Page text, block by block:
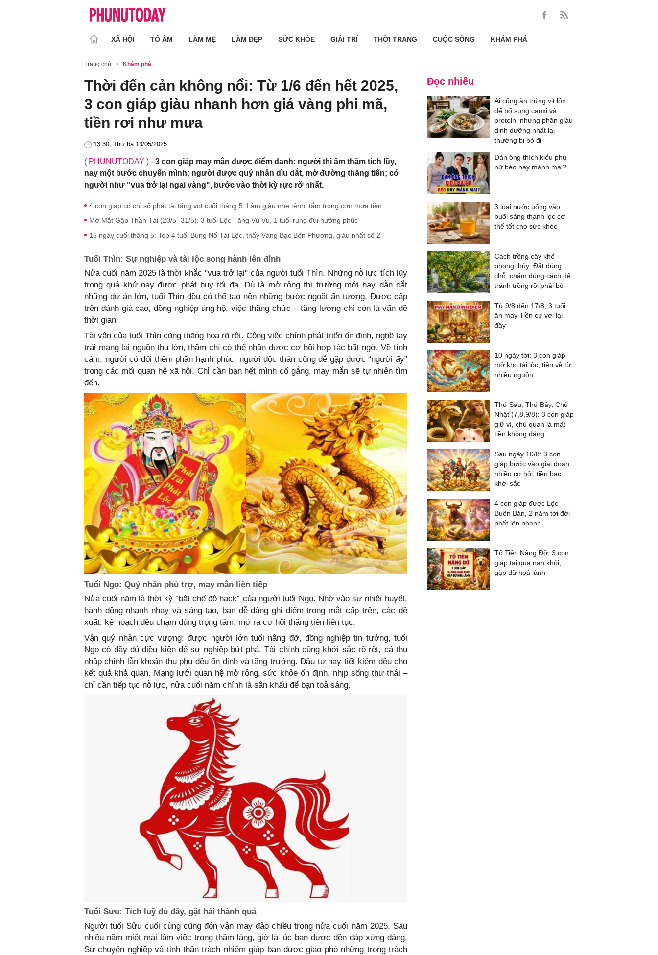
XÃ HỘI TỔ ẤM LÀM MẸ LÀM ĐẸP SỨC KHỎE GIẢI TRÍ THỜI TRANG CUỘC SỐNG KHÁM PHÁ
Trang chủ Khám phá
Thời đến cản không nổi: Từ 1/6 đến hết 2025,
3 con giáp giàu nhanh hơn giá vàng phi mã,
tiền rơi như mưa
13:30, Thứ ba 13/05/2025
( PHUNUTODAY ) - 3 con giáp may mắn được điểm danh: người thì âm thầm tích lũy,
nay một bước chuyển mình; người được quý nhân dìu dắt, mở đường thăng tiến; có
người như "vua trở lại ngai vàng", bước vào thời kỳ rực rỡ nhất.
4 con giáp có chỉ số phát tài tăng vọt cuối tháng 5: Làm giàu nhẹ tênh, tắm trong cơn mưa tiền
Mở Mắt Gặp Thần Tài (20/5 -31/5): 3 tuổi Lộc Tăng Vù Vù, 1 tuổi rung đùi hưởng phúc
15 ngày cuối tháng 5: Top 4 tuổi Bùng Nổ Tài Lộc, thấy Vàng Bạc Bốn Phương, giàu nhất số 2
Tuổi Thìn: Sự nghiệp và tài lộc song hành lên đỉnh
Nửa cuối năm 2025 là thời khắc "vua trở lại" của người tuổi Thìn. Những nỗ lực tích lũy
trong quá khứ nay được phát huy tối đa. Dù là mở rộng thị trường mới hay dẫn dắt
những dự án lớn, tuổi Thìn đều có thể tạo nên những bước ngoặt ấn tượng. Được cấp
trên đánh giá cao, đồng nghiệp ủng hộ, việc thăng chức – tăng lương chỉ còn là vấn đề
thời gian.
Tài vận của tuổi Thìn cũng thăng hoa rõ rệt. Công việc chính phát triển ổn định, nghề tay
trái mang lại nguồn thu lớn, thậm chí có thể nhận được cơ hội hợp tác bất ngờ. Về tình
cảm, người có đôi thêm phần hạnh phúc, người độc thân cũng dễ gặp được “người ấy”
trong các mối quan hệ xã hội. Chỉ cần bạn hết mình cố gắng, may mắn sẽ tự nhiên tìm
đến.
Tuổi Ngọ: Quý nhân phù trợ, may mắn liên tiếp
Nửa cuối năm là thời kỳ “bật chế độ hack” của người tuổi Ngọ. Nhờ vào sự nhiệt huyết,
hành động nhanh nhạy và sáng tạo, bạn dễ dàng ghi điểm trong mắt cấp trên, các đề
xuất, kế hoạch đều chạm đúng trọng tâm, mở ra cơ hội thăng tiến liên tục.
Vận quý nhân cực vượng: được người lớn tuổi nâng đỡ, đồng nghiệp tin tưởng, tuổi
Ngọ có đầy đủ điều kiện để sự nghiệp bứt phá. Tài chính cũng khởi sắc rõ rệt, cả thu
nhập chính lẫn khoản thu phụ đều ổn định và tăng trưởng. Đầu tư hay tiết kiệm đều cho
kết quả khả quan. Mạng lưới quan hệ mở rộng, sức khỏe ổn định, nhịp sống thư thái –
chỉ cần tiếp tục nỗ lực, nửa cuối năm chính là sân khấu để bạn toả sáng.
Tuổi Sửu: Tích luỹ đủ đầy, gặt hái thành quả
Người tuổi Sửu cuối cùng cũng đón vận may đảo chiều trong nửa cuối năm 2025. Sau
nhiều năm miệt mài làm việc trong thầm lặng, giờ là lúc bạn được đền đáp xứng đáng.
Sự chuyên nghiệp và tinh thần trách nhiệm giúp bạn được giao phó những trọng trách
Đọc nhiều
Ai cũng ăn trứng vịt lộn
để bổ sung canxi và
protein, nhưng phần giàu
dinh dưỡng nhất lại
thường bị bỏ đi
Đàn ông thích kiểu phụ
nữ béo hay mảnh mai?
3 loại nước uống vào
buổi sáng thanh lọc cơ
thể tốt cho sức khỏe
Cách trồng cây khế
phong thủy: Đặt đúng
chỗ, chăm đúng cách để
tránh trồng rồi phải bỏ
Từ 9/8 đến 17/8, 3 tuổi
ăn may Tiền cứ vơi lại
đầy
10 ngày tới: 3 con giáp
mở kho tài lộc, tiền về từ
nhiều nguồn
Thứ Sáu, Thứ Bảy, Chủ
Nhật (7,8,9/8): 3 con giáp
giữ ví, chủ quan là mất
tiền không đáng
Sau ngày 10/8: 3 con
giáp bước vào giai đoạn
nhiều cơ hội, tiền bạc
khởi sắc
4 con giáp được Lộc
Buôn Bán, 2 năm tới đời
phất lên nhanh
Tổ Tiên Nâng Đỡ, 3 con
giáp tai qua nạn khỏi,
gặp dữ hoá lành